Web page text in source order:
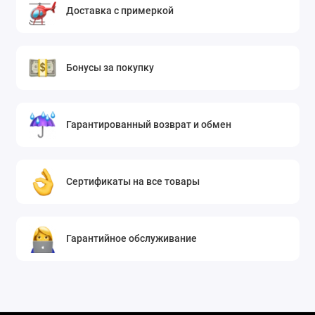
широкие винтажные джинсы, брюки-карго и
Доставка с примеркой
Бонусы за покупку
Гарантированный возврат и обмен
Сертификаты на все товары
Гарантийное обслуживание